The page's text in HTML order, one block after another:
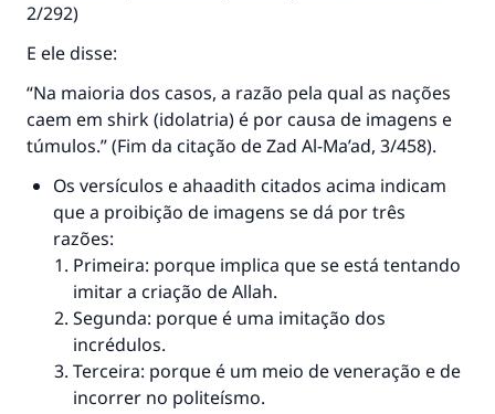
2/292)
E ele disse:
“Na maioria dos casos, a razão pela qual as nações
caem em shirk (idolatria) é por causa de imagens e
túmulos.” ​​(Fim da citação deZad Al-Ma’ad, 3/458).
Os versículos e ahaadith citados acima indicam
que a proibição de imagens se dá por três
razões:
Primeira: porque implica que se está tentando
imitar a criação de Allah.
Segunda: porque é uma imitação dos
incrédulos.
Terceira: porque é um meio de veneração e de
incorrer no politeísmo.